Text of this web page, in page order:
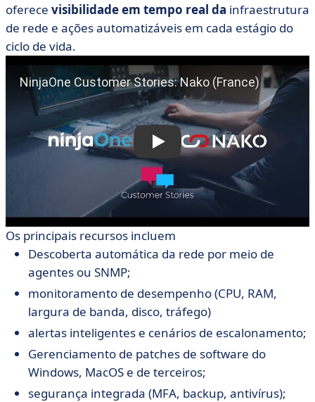
oferece visibilidade em tempo real da infraestrutura
de rede e ações automatizáveis em cada estágio do
ciclo de vida.
Os principais recursos incluem
Descoberta automática da rede por meio de
agentes ou SNMP;
monitoramento de desempenho (CPU, RAM,
largura de banda, disco, tráfego)
alertas inteligentes e cenários de escalonamento;
Gerenciamento de patches de software do
Windows, MacOS e de terceiros;
segurança integrada (MFA, backup, antivírus);